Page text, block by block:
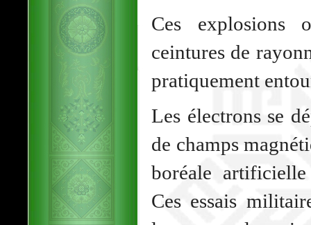
Ces explosions
ceintures de
pratiquement
Les électrons se
de champs
boréale
Ces essais